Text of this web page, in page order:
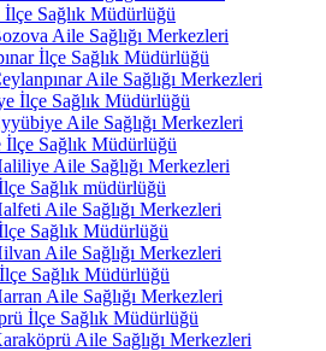
Sağlık Müdürlüğü
Aile Sağlığı Merkezleri
İlçe Sağlık Müdürlüğü
Aile Sağlığı Merkezleri
İlçe Sağlık Müdürlüğü
Aile Sağlığı Merkezleri
Sağlık Müdürlüğü
Aile Sağlığı Merkezleri
Sağlık müdürlüğü
Aile Sağlığı Merkezleri
Sağlık Müdürlüğü
Aile Sağlığı Merkezleri
Sağlık Müdürlüğü
Aile Sağlığı Merkezleri
İlçe Sağlık Müdürlüğü
Aile Sağlığı Merkezleri